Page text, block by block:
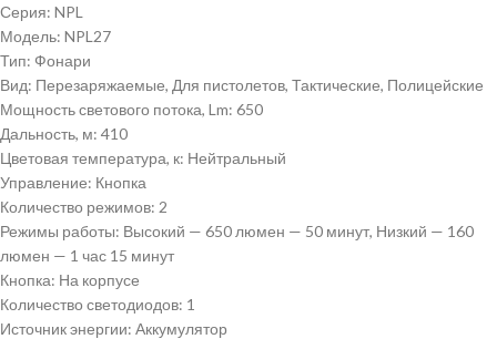
Серия: NPL
Модель: NPL27
Тип: Фонари
Вид: Перезаряжаемые, Для пистолетов, Тактические, Полицейские
Мощность светового потока, Lm: 650
Дальность, м: 410
Цветовая температура, к: Нейтральный
Управление: Кнопка
Количество режимов: 2
Режимы работы: Высокий — 650 люмен — 50 минут, Низкий — 160
люмен — 1 час 15 минут
Кнопка: На корпусе
Количество светодиодов: 1
Источник энергии: Аккумулятор